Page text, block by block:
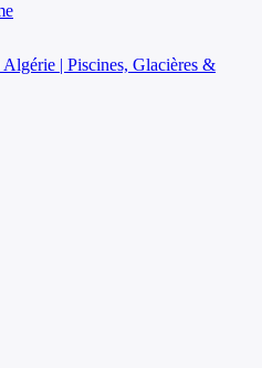
| Piscines, Glacières &